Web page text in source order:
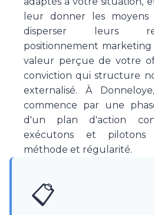
leur donner les moyens
disperser leurs
positionnement
valeur perçue de votre
conviction qui structure
externalisé. À
commence par une
d'un plan d'action
exécutons et pilotons
méthode et régularité.
📋